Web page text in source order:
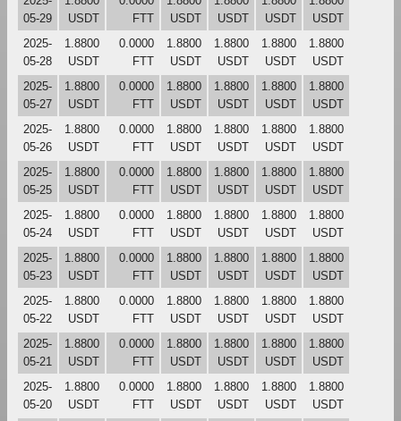
05-29
USDT
FTT
USDT
USDT
USDT
USDT
2025-
05-28
1.8800
USDT
0.0000
FTT
1.8800
USDT
1.8800
USDT
1.8800
USDT
1.8800
USDT
2025-
05-27
1.8800
USDT
0.0000
FTT
1.8800
USDT
1.8800
USDT
1.8800
USDT
1.8800
USDT
2025-
05-26
1.8800
USDT
0.0000
FTT
1.8800
USDT
1.8800
USDT
1.8800
USDT
1.8800
USDT
2025-
05-25
1.8800
USDT
0.0000
FTT
1.8800
USDT
1.8800
USDT
1.8800
USDT
1.8800
USDT
2025-
05-24
1.8800
USDT
0.0000
FTT
1.8800
USDT
1.8800
USDT
1.8800
USDT
1.8800
USDT
2025-
05-23
1.8800
USDT
0.0000
FTT
1.8800
USDT
1.8800
USDT
1.8800
USDT
1.8800
USDT
2025-
05-22
1.8800
USDT
0.0000
FTT
1.8800
USDT
1.8800
USDT
1.8800
USDT
1.8800
USDT
2025-
05-21
1.8800
USDT
0.0000
FTT
1.8800
USDT
1.8800
USDT
1.8800
USDT
1.8800
USDT
2025-
05-20
1.8800
USDT
0.0000
FTT
1.8800
USDT
1.8800
USDT
1.8800
USDT
1.8800
USDT